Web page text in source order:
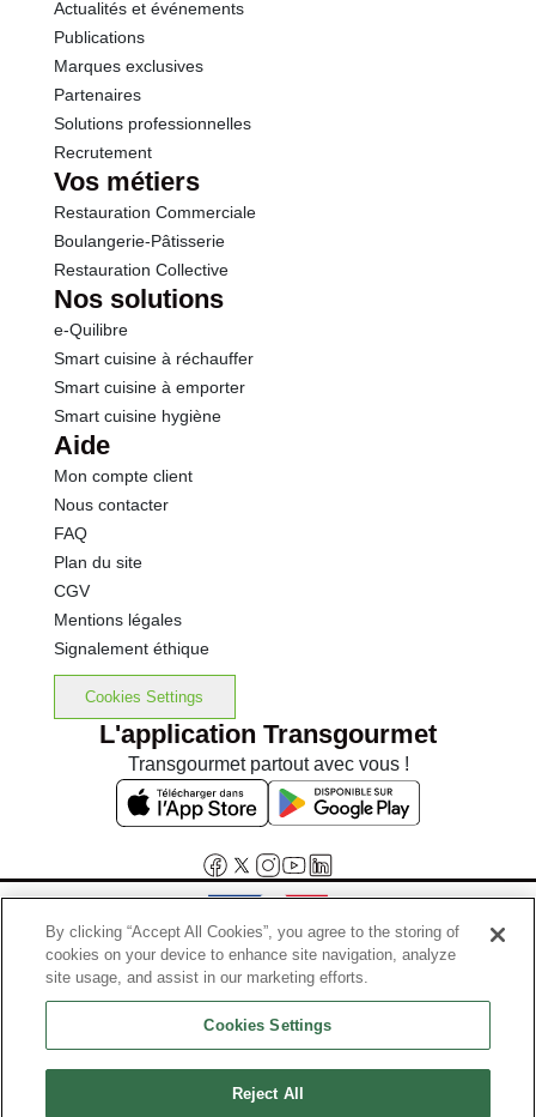
Actualités et événements
Publications
Marques exclusives
Partenaires
Solutions professionnelles
Recrutement
Vos métiers
Restauration Commerciale
Boulangerie-Pâtisserie
Restauration Collective
Nos solutions
e-Quilibre
Smart cuisine à réchauffer
Smart cuisine à emporter
Smart cuisine hygiène
Aide
Mon compte client
Nous contacter
FAQ
Plan du site
CGV
Mentions légales
Signalement éthique
Cookies Settings
L'application Transgourmet
Transgourmet partout avec vous !
Interdiction de vente de boissons alcooliques aux mineurs de
moins de 18 ans
La preuve de majorité de l'acheteur est exigée au moment de la vente
Code de la santé publique, Aar.l.3342-1 et l.3353-3
By clicking “Accept All Cookies”, you agree to the storing of
cookies on your device to enhance site navigation, analyze
site usage, and assist in our marketing efforts.
Cookies Settings
Reject All